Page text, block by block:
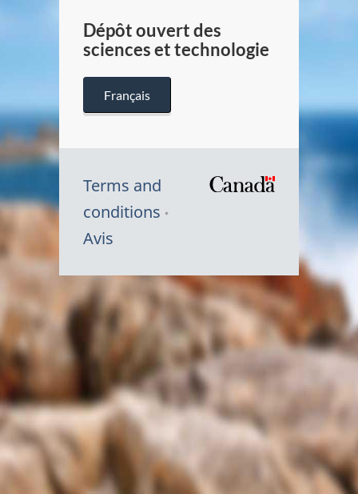
Dépôt ouvert des
sciences et technologie
Français
Terms and
conditions
Avis
Symbole
du
Canada